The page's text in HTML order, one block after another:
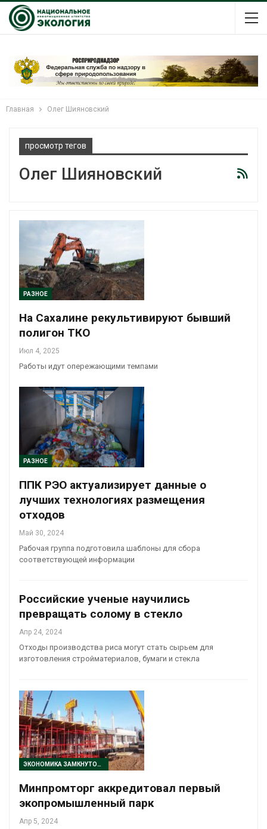
Главная Олег Шияновский
просмотр тегов
Олег Шияновский
РАЗНОЕ
На Сахалине рекультивируют бывший
полигон ТКО
Июл 4, 2025
Работы идут опережающими темпами
РАЗНОЕ
ППК РЭО актуализирует данные о
лучших технологиях размещения
отходов
Май 30, 2024
Рабочая группа подготовила шаблоны для сбора
соответствующей информации
Российские ученые научились
превращать солому в стекло
Апр 24, 2024
Отходы производства риса могут стать сырьем для
изготовления стройматериалов, бумаги и стекла
ЭКОНОМИКА ЗАМКНУТОГО ЦИКЛА
Минпромторг аккредитовал первый
экопромышленный парк
Апр 5, 2024